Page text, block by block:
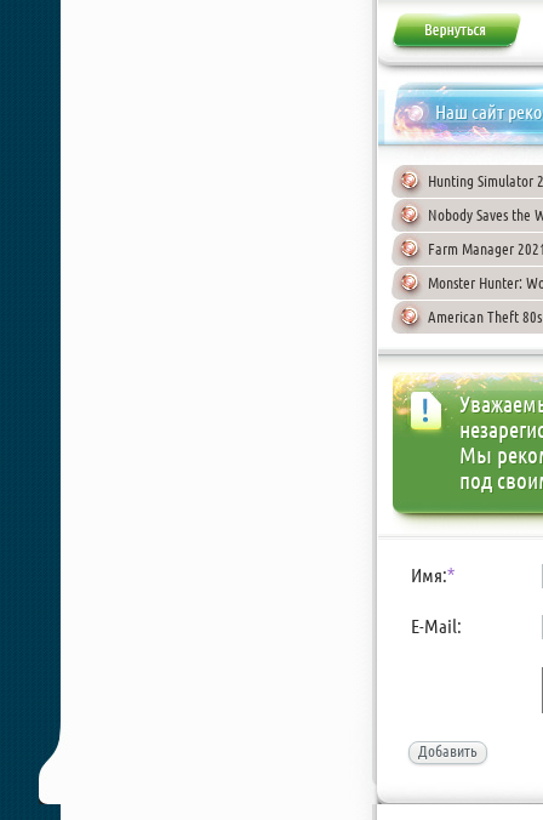
Наш сайт
Hunting Simulator
Nobody Saves the
Farm Manager
Monster Hunter:
American Theft
Мы
под
Имя:*
E-Mail:
Добавить